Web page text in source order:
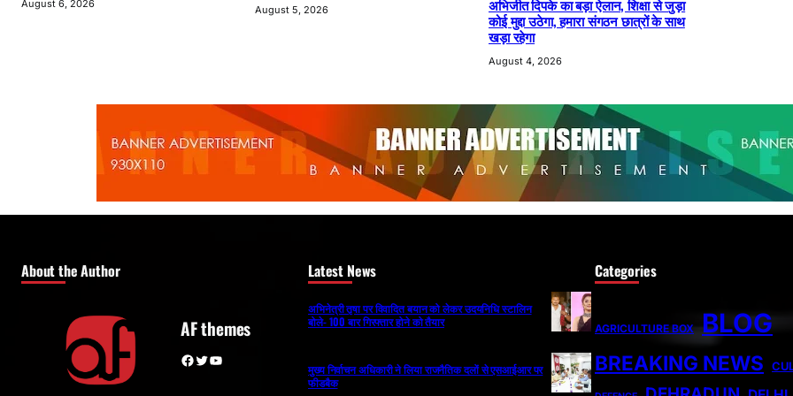
August 6, 2026 August 5, 2026
अभिजीत दिपके का बड़ा ऐलान, शिक्षा से जुड़ा
कोई मुद्दा उठेगा, हमारा संगठन छात्रों के साथ
खड़ा रहेगा
August 4, 2026
About the Author
AF themes
Facebook Twitter YouTube
Latest News
अभिनेत्री तृषा पर विवादित बयान को लेकर उदयनिधि स्टालिन
बोले- 100 बार गिरफ्तार होने को तैयार
मुख्य निर्वाचन अधिकारी ने लिया राजनैतिक दलों से एसआईआर पर
फीडबैक
Categories
AGRICULTURE BOX BLOG
BREAKING NEWS